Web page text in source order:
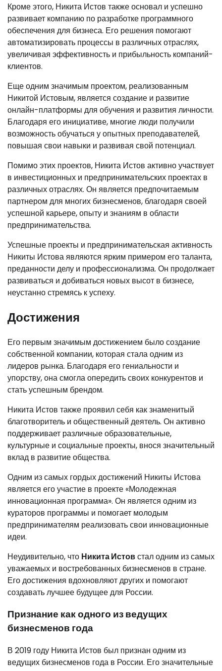
Кроме этого, Никита Истов также основал и успешно
развивает компанию по разработке программного
обеспечения для бизнеса. Его решения помогают
автоматизировать процессы в различных отраслях,
увеличивая эффективность и прибыльность компаний-
клиентов.
Еще одним значимым проектом, реализованным
Никитой Истовым, является создание и развитие
онлайн-платформы для обучения и развития личности.
Благодаря его инициативе, многие люди получили
возможность обучаться у опытных преподавателей,
повышая свои навыки и развивая свой потенциал.
Помимо этих проектов, Никита Истов активно участвует
в инвестиционных и предпринимательских проектах в
различных отраслях. Он является предпочитаемым
партнером для многих бизнесменов, благодаря своей
успешной карьере, опыту и знаниям в области
предпринимательства.
Успешные проекты и предпринимательская активность
Никиты Истова являются ярким примером его таланта,
преданности делу и профессионализма. Он продолжает
развиваться и добиваться новых высот в бизнесе,
неустанно стремясь к успеху.
Достижения
Его первым значимым достижением было создание
собственной компании, которая стала одним из
лидеров рынка. Благодаря его гениальности и
упорству, она смогла опередить своих конкурентов и
стать успешным брендом.
Никита Истов также проявил себя как знаменитый
благотворитель и общественный деятель. Он активно
поддерживает различные образовательные,
культурные и социальные проекты, внося значительный
вклад в развитие общества.
Одним из самых гордых достижений Никиты Истова
является его участие в проекте «Молодежная
инновационная программа». Он является одним из
кураторов программы и помогает молодым
предпринимателям реализовать свои инновационные
идеи.
Неудивительно, что Никита Истовстал одним из самых
уважаемых и востребованных бизнесменов в стране.
Его достижения вдохновляют других и помогают
создавать лучшее будущее для России.
Признание как одного из ведущих
бизнесменов года
В 2019 году Никита Истов был признан одним из
ведущих бизнесменов года в России. Его значительные